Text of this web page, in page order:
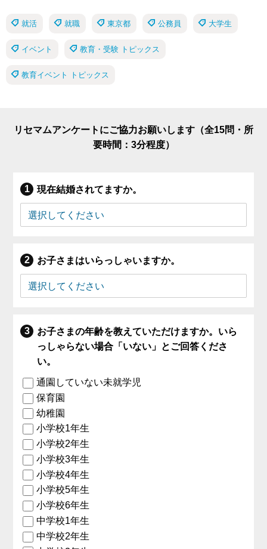
就活 就職 東京都 公務員 大学生
イベント 教育・受験 トピックス
教育イベント トピックス
リセマムアンケートにご協力お願いします（全15問・所
要時間：3分程度）
現在結婚されてますか。
お子さまはいらっしゃいますか。
お子さまの年齢を教えていただけますか。いら
っしゃらない場合「いない」とご回答くださ
い。
通園していない未就学児
保育園
幼稚園
小学校1年生
小学校2年生
小学校3年生
小学校4年生
小学校5年生
小学校6年生
中学校1年生
中学校2年生